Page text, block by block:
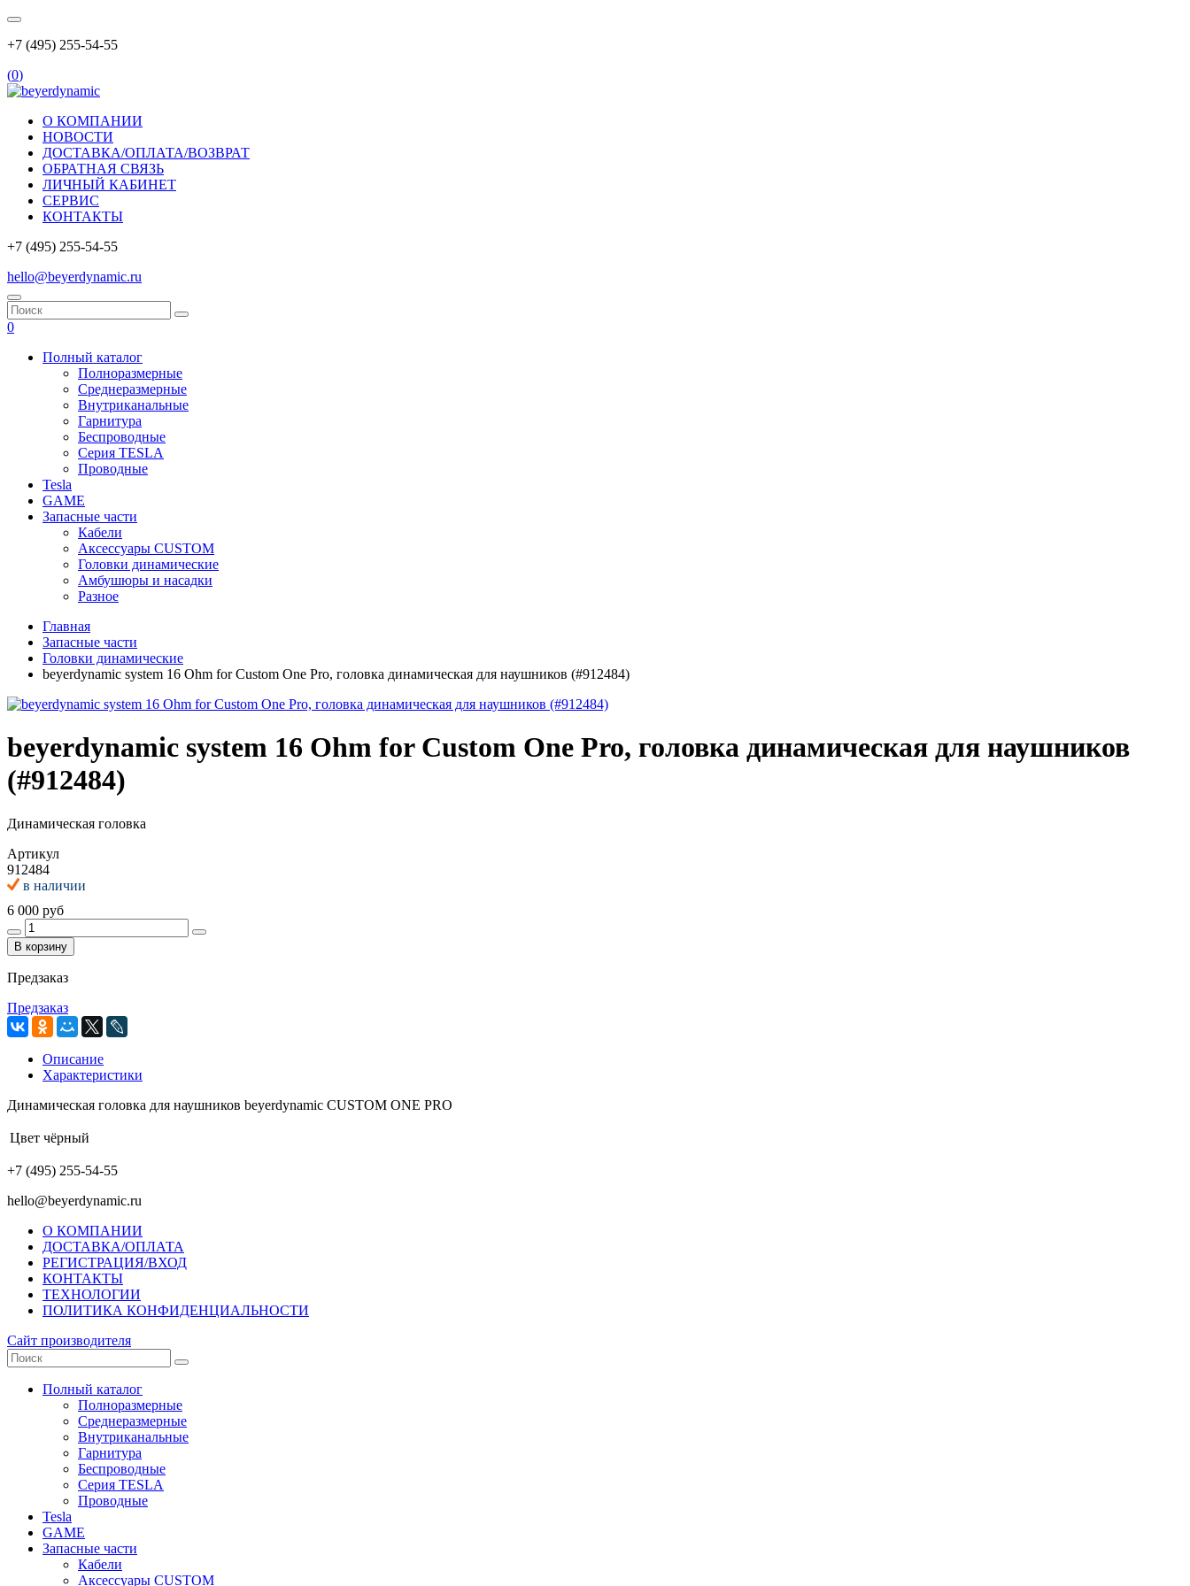
+7 (495) 255-54-55
(0)
О КОМПАНИИ
НОВОСТИ
ДОСТАВКА/ОПЛАТА/ВОЗВРАТ
ОБРАТНАЯ СВЯЗЬ
ЛИЧНЫЙ КАБИНЕТ
СЕРВИС
КОНТАКТЫ
+7 (495) 255-54-55
hello@beyerdynamic.ru
0
Полный каталог
Полноразмерные
Среднеразмерные
Внутриканальные
Гарнитура
Беспроводные
Серия TESLA
Проводные
Tesla
GAME
Запасные части
Кабели
Аксессуары CUSTOM
Головки динамические
Амбушюры и насадки
Разное
Главная
Запасные части
Головки динамические
beyerdynamic system 16 Ohm for Custom One Pro, головка динамическая для наушников (#912484)
beyerdynamic system 16 Ohm for Custom One Pro, головка динамическая для наушников
(#912484)
Динамическая головка
Артикул
912484
в наличии
6 000 руб
В корзину
Предзаказ
Предзаказ
Описание
Характеристики
Динамическая головка для наушников beyerdynamic CUSTOM ONE PRO
Цвет чёрный
+7 (495) 255-54-55
hello@beyerdynamic.ru
О КОМПАНИИ
ДОСТАВКА/ОПЛАТА
РЕГИСТРАЦИЯ/ВХОД
КОНТАКТЫ
ТЕХНОЛОГИИ
ПОЛИТИКА КОНФИДЕНЦИАЛЬНОСТИ
Сайт производителя
Полный каталог
Полноразмерные
Среднеразмерные
Внутриканальные
Гарнитура
Беспроводные
Серия TESLA
Проводные
Tesla
GAME
Запасные части
Кабели
Аксессуары CUSTOM